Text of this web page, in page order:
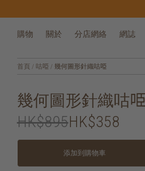
購物 關於 分店網絡 網誌
首頁 / 咕𠱸 / 幾何圖形針織咕𠱸
幾何圖形針織咕𠱸
HK$895HK$358
添加到購物車